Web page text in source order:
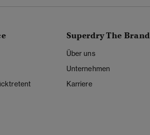
Superdry The Brand
Über uns
Unternehmen
Karriere